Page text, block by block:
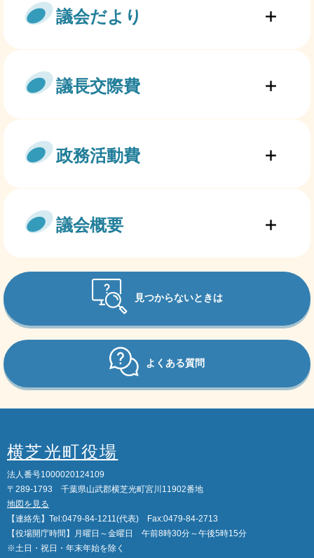
議会だより
議長交際費
政務活動費
議会概要
見つからないときは
よくある質問
横芝光町役場
法人番号1000020124109
〒289-1793 千葉県山武郡横芝光町宮川11902番地
地図を見る
【連絡先】Tel:0479-84-1211(代表) Fax:0479-84-2713
【役場開庁時間】月曜日～金曜日 午前8時30分～午後5時15分
※土日・祝日・年末年始を除く